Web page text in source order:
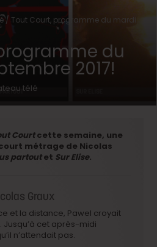
/ Tout Court, programme du mardi
du
2017!
télé
Courtcette semaine, une
métrage de Nicolas
partoutet Sur Elise.
Graux
et la distance, Pawel croyait
Jusqu’à cet après-midi
n’attendait pas.